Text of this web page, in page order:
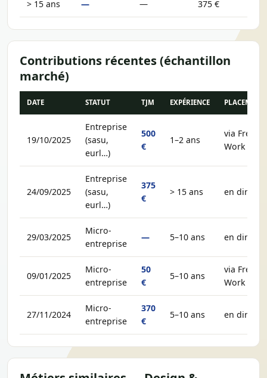
> 15 ans — — 375 €
Contributions récentes (échantillon
marché)
DATE STATUT TJM EXPÉRIENCE PLACEMENT
19/10/2025
Entreprise
(sasu,
eurl…)
500
€
1–2 ans
via Free-
Work
24/09/2025
Entreprise
(sasu,
eurl…)
375
€
> 15 ans en direct
29/03/2025
Micro-
entreprise
— 5–10 ans en direct
09/01/2025
Micro-
entreprise
50
€
5–10 ans
via Free-
Work
27/11/2024
Micro-
entreprise
370
€
5–10 ans en direct